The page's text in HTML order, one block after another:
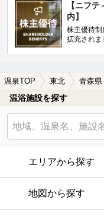
【ニフ
内】
株主優待
拡充されま
温泉TOP 東北 青森県
温浴施設を探す
エリアから探す
地図から探す